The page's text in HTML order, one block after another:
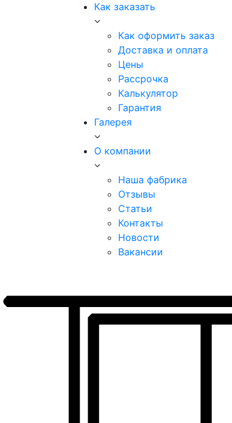
Как заказать
Как оформить заказ
Доставка и оплата
Цены
Рассрочка
Калькулятор
Гарантия
Галерея
О компании
Наша фабрика
Отзывы
Статьи
Контакты
Новости
Вакансии